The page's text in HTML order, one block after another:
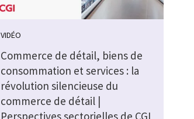
VIDÉO
Commerce de détail, biens de
consommation et services : la
révolution silencieuse du
commerce de détail |
Perspectives sectorielles de CGI